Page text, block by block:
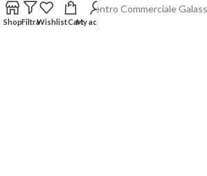
Via A. Ponti n. 4 – Centro Commerciale
24126 Bergamo
ShopFiltraWishlistCartMy account